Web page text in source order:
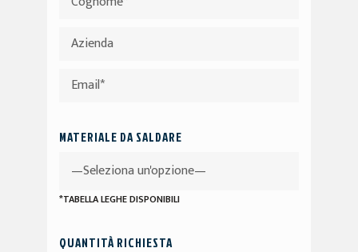
MATERIALE DA SALDARE
*TABELLA LEGHE DISPONIBILI
QUANTITÀ RICHIESTA